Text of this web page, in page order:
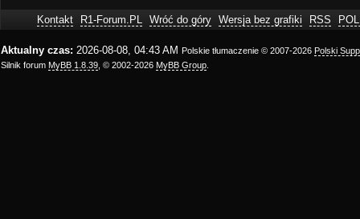
Kontakt R1-Forum.PL Wróć do góry Wersja bez grafiki RSS
Aktualny czas: 2026-08-08, 04:43 AM Polskie tłumaczenie © 2007-2026 Polski
Silnik forum MyBB 1.8.39 , © 2002-2026 MyBB Group